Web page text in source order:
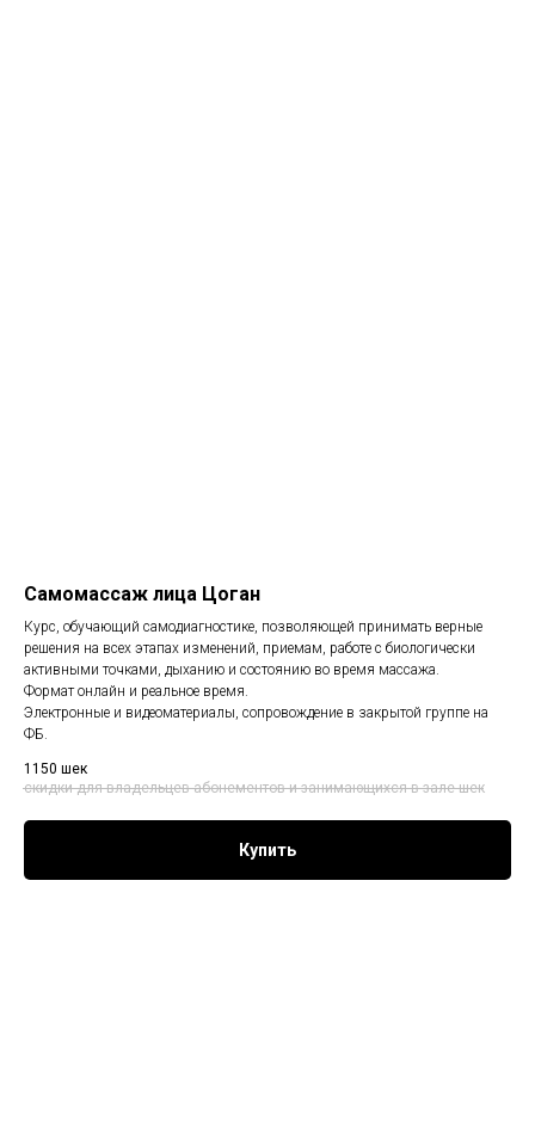
Самомассаж лица Цоган
Курс, обучающий самодиагностике, позволяющей принимать верные
решения на всех этапах изменений, приемам, работе с биологически
активными точками, дыханию и состоянию во время массажа.
Формат онлайн и реальное время.
Электронные и видеоматериалы, сопровождение в закрытой группе на
ФБ.
1150 шек
скидки для владельцев абонементов и занимающихся в зале шек
Купить